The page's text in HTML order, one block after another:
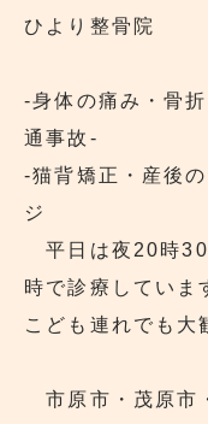
ひより整骨院
‐身体の痛み・骨
通事故‐
‐猫背矯正・産後
ジ
平日は夜20時30
時で診療していま
こども連れでも大
市原市・茂原市